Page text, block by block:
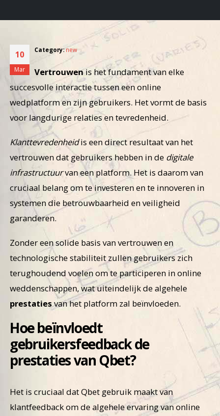
10
Mar
new
Vertrouwenis het fundament van elke
succesvolle interactie tussen een online
wedplatform en zijn gebruikers. Het vormt de basis
voor langdurige relaties en tevredenheid.
Klanttevredenheidis een direct resultaat van het
vertrouwen dat gebruikers hebben in de digitale
infrastructuurvan een platform. Het is daarom van
cruciaal belang om te investeren en te innoveren in
systemen die betrouwbaarheid en veiligheid
garanderen.
Zonder een solide basis van vertrouwen en
technologische stabiliteit zullen gebruikers zich
terughoudend voelen om te participeren in online
weddenschappen, wat uiteindelijk de algehele
prestatiesvan het platform zal beïnvloeden.
Hoe beïnvloedt
gebruikersfeedback de
prestaties van Qbet?
Het is cruciaal dat Qbet gebruik maakt van
klantfeedback om de algehele ervaring van online